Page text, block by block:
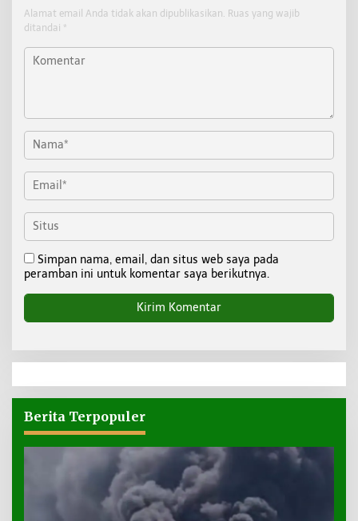
Alamat email Anda tidak akan dipublikasikan. Ruas yang wajib
ditandai *
Simpan nama, email, dan situs web saya pada
peramban ini untuk komentar saya berikutnya.
Berita Terpopuler